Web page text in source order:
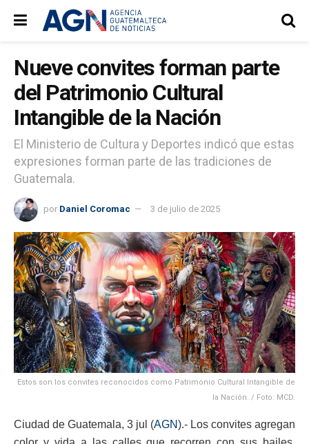
Nueve convites forman parte
del Patrimonio Cultural
Intangible de la Nación
El Ministerio de Cultura y Deportes indicó que estas
expresiones forman parte de las tradiciones de
Guatemala.
por Daniel Coromac 3 de julio de 2025
Estos son los convites reconocidos como Patrimonio Cultural Intangible de
la Nación. / Foto: MCD.
Ciudad de Guatemala, 3 jul (AGN).- Los convites agregan